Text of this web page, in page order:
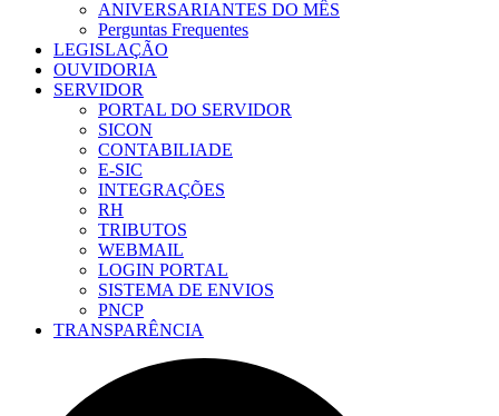
ANIVERSARIANTES DO MÊS
Perguntas Frequentes
LEGISLAÇÃO
OUVIDORIA
SERVIDOR
PORTAL DO SERVIDOR
SICON
CONTABILIADE
E-SIC
INTEGRAÇÕES
RH
TRIBUTOS
WEBMAIL
LOGIN PORTAL
SISTEMA DE ENVIOS
PNCP
TRANSPARÊNCIA